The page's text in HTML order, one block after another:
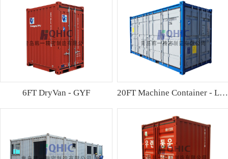
6FT DryVan - GYF 20FT Machine Container - Lamor